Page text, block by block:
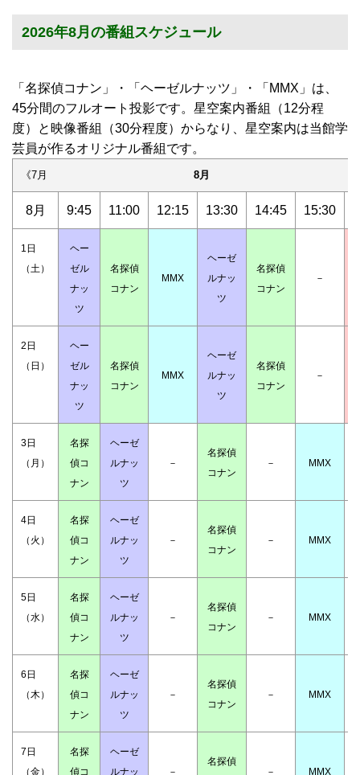
2026年8月の番組スケジュール
「名探偵コナン」・「ヘーゼルナッツ」・「MMX」は、
45分間のフルオート投影です。星空案内番組（12分程
度）と映像番組（30分程度）からなり、星空案内は当館学
芸員が作るオリジナル番組です。
8月
《7月
8月 9:45 11:00 12:15 13:30 14:45 15:30
1日
（土）
ヘー
ゼル
ナッ
ツ
名探偵
コナン
MMX
ヘーゼ
ルナッ
ツ
名探偵
コナン
－
2日
（日）
ヘー
ゼル
ナッ
ツ
名探偵
コナン
MMX
ヘーゼ
ルナッ
ツ
名探偵
コナン
－
3日
（月）
名探
偵コ
ナン
ヘーゼ
ルナッ
ツ
－
名探偵
コナン
－ MMX
4日
（火）
名探
偵コ
ナン
ヘーゼ
ルナッ
ツ
－
名探偵
コナン
－ MMX
5日
（水）
名探
偵コ
ナン
ヘーゼ
ルナッ
ツ
－
名探偵
コナン
－ MMX
6日
（木）
名探
偵コ
ナン
ヘーゼ
ルナッ
ツ
－
名探偵
コナン
－ MMX
7日
（金）
名探
偵コ
ヘーゼ
ルナッ
－
名探偵
－ MMX